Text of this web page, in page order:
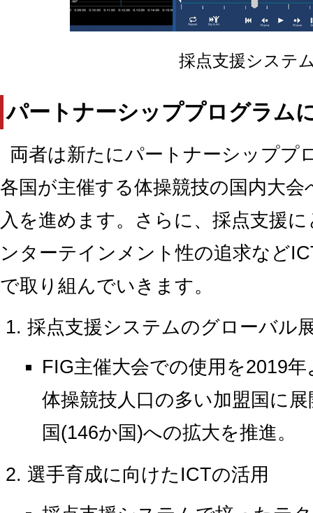
採点支援システ
パートナーシッププログラム
両者は新たにパートナーシッププ
各国が主催する体操競技の国内大
入を進めます。さらに、採点支援
ンターテインメント性の追求など
で取り組んでいきます。
採点支援システムのグローバル
FIG主催大会での使用を2019
体操競技人口の多い加盟国に
国(146か国)への拡大を推進。
選手育成に向けたICTの活用